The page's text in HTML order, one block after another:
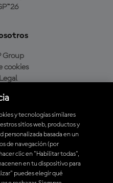
Group
cookies
compra
oficial de MotoGP™
y tecnologías similares
sitios web, productos y
personalizada basada en un
de navegación (por
clic en "Habilitar todas",
en tu dispositivo para
puedes elegir qué